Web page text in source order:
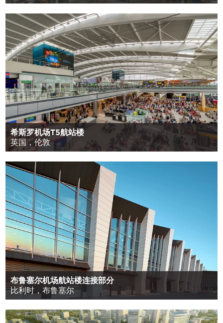
希斯罗机场T5航站楼
英国，伦敦
布鲁塞尔机场航站楼连接部分
比利时，布鲁塞尔